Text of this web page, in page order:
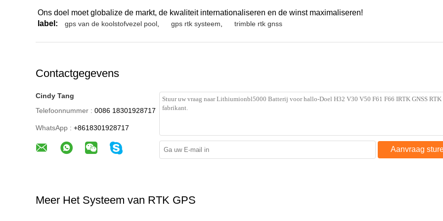
Onze Diensten
wij verstrekken de garantie van de één jaarkwaliteit, binnen één jaar aangezien u de producten van ons kocht, zult
Bedrijfsinformatie
Internationaal de Handelsbedrijf van Shanghai Galxy, Ltd die met zich het ontwikkelen, het onderzoeken en het
Pudong Ontwikkelt Streek, en heeft twee dochterondernemingen: Co. van de de Melkweg Internationaal Handel
Company. Ons bedrijf heeft het onderzoeken van centrum en fabriek in Changzhou.
Onze hoofdproducten zijn zoals volgend: totale post, elektronische theodoliet, automatisch niveau, laserniveau,
en toebehoren, zoals driepoot, prisma, pool, personeel en USB-kabel voor totale post. Ons bedrijf ontwerpt
bijvoorbeeld, Boif, TJOP, Stanley, en cst-Berger. Wij hebben krachtige capaciteit in technisch onderzoek, en de
Wij verwachten dat wij met meer partners van konden over de hele wereld samenwerken. Bovendien kunnen wij
betere producenten in China willen vinden.